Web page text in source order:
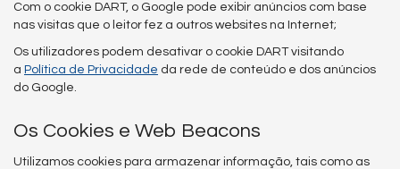
Com o cookie DART, o Google pode exibir anúncios com base
nas visitas que o leitor fez a outros websites na Internet;
Os utilizadores podem desativar o cookie DART visitando
a Política de Privacidade da rede de conteúdo e dos anúncios
do Google.
Os Cookies e Web Beacons
Utilizamos cookies para armazenar informação, tais como as